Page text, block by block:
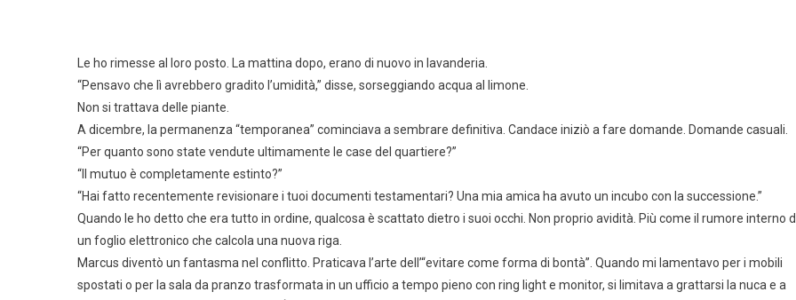
Le ho rimesse al loro posto. La mattina dopo, erano di nuovo in lavanderia.
“Pensavo che lì avrebbero gradito l’umidità,” disse, sorseggiando acqua al limone.
Non si trattava delle piante.
A dicembre, la permanenza “temporanea” cominciava a sembrare definitiva. Candace iniziò a fare domande. Domande casuali.
“Per quanto sono state vendute ultimamente le case del quartiere?”
“Il mutuo è completamente estinto?”
“Hai fatto recentemente revisionare i tuoi documenti testamentari? Una mia amica ha avuto un incubo con la successione.”
Quando le ho detto che era tutto in ordine, qualcosa è scattato dietro i suoi occhi. Non proprio avidità. Più come il rumore interno
un foglio elettronico che calcola una nuova riga.
Marcus diventò un fantasma nel conflitto. Praticava l’arte dell’“evitare come forma di bontà”. Quando mi lamentavo per i mobili
spostati o per la sala da pranzo trasformata in un ufficio a tempo pieno con ring light e monitor, si limitava a grattarsi la nuca e a